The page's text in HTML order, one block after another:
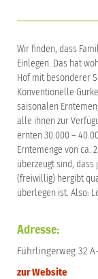
Wir finden, dass
Einlegen. Das hat
Hof mit besonderer
Konventionelle
saisonalen
alle ihnen zur
ernten 30.000 –
Erntemenge von ca.
überzeugt sind, dass
(freiwillig) hergibt
überlegen ist. Also:
Adresse:
Führlingerweg 32
zur Website